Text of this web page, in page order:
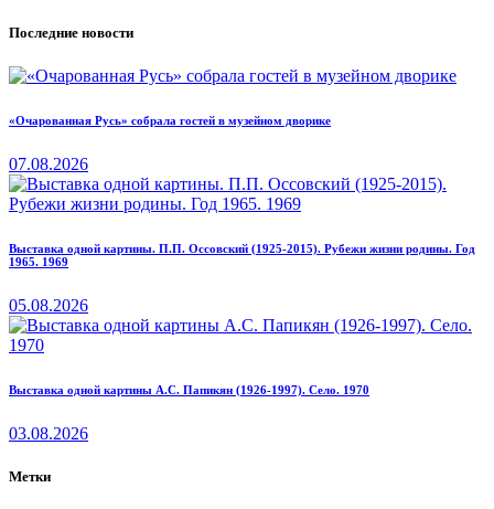
Последние новости
«Очарованная Русь» собрала гостей в музейном дворике
07.08.2026
Выставка одной картины. П.П. Оссовский (1925-2015). Рубежи жизни родины. Год
1965. 1969
05.08.2026
Выставка одной картины А.С. Папикян (1926-1997). Село. 1970
03.08.2026
Метки